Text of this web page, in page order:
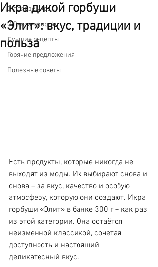
О пользе икры
О Pesca-shop.de
Лучшие рецепты
Горячие предложения
Полезные советы
Икра дикой горбуши
«Элит»: вкус, традиции и
польза
Есть продукты, которые никогда не
выходят из моды. Их выбирают снова и
снова – за вкус, качество и особую
атмосферу, которую они создают. Икра
горбуши «Элит» в банке 300 г – как раз
из этой категории. Она остаётся
неизменной классикой, сочетая
доступность и настоящий
деликатесный вкус.